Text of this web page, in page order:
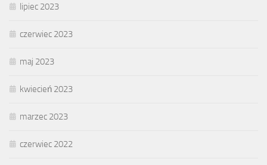
lipiec 2023
czerwiec 2023
maj 2023
kwiecień 2023
marzec 2023
czerwiec 2022